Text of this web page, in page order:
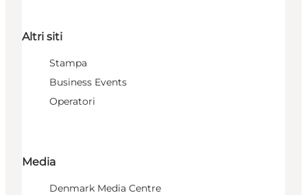
Altri siti
Stampa
Business Events
Operatori
Media
Denmark Media Centre